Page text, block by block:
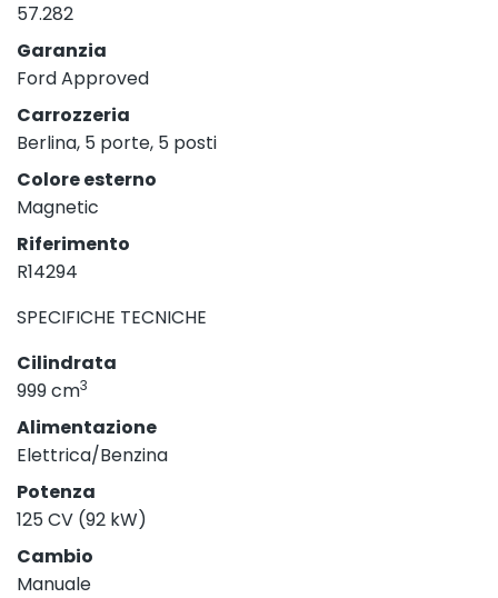
57.282
Garanzia
Ford Approved
Carrozzeria
Berlina, 5 porte, 5 posti
Colore esterno
Magnetic
Riferimento
R14294
SPECIFICHE TECNICHE
Cilindrata
999 cm3
Alimentazione
Elettrica/Benzina
Potenza
125 CV (92 kW)
Cambio
Manuale